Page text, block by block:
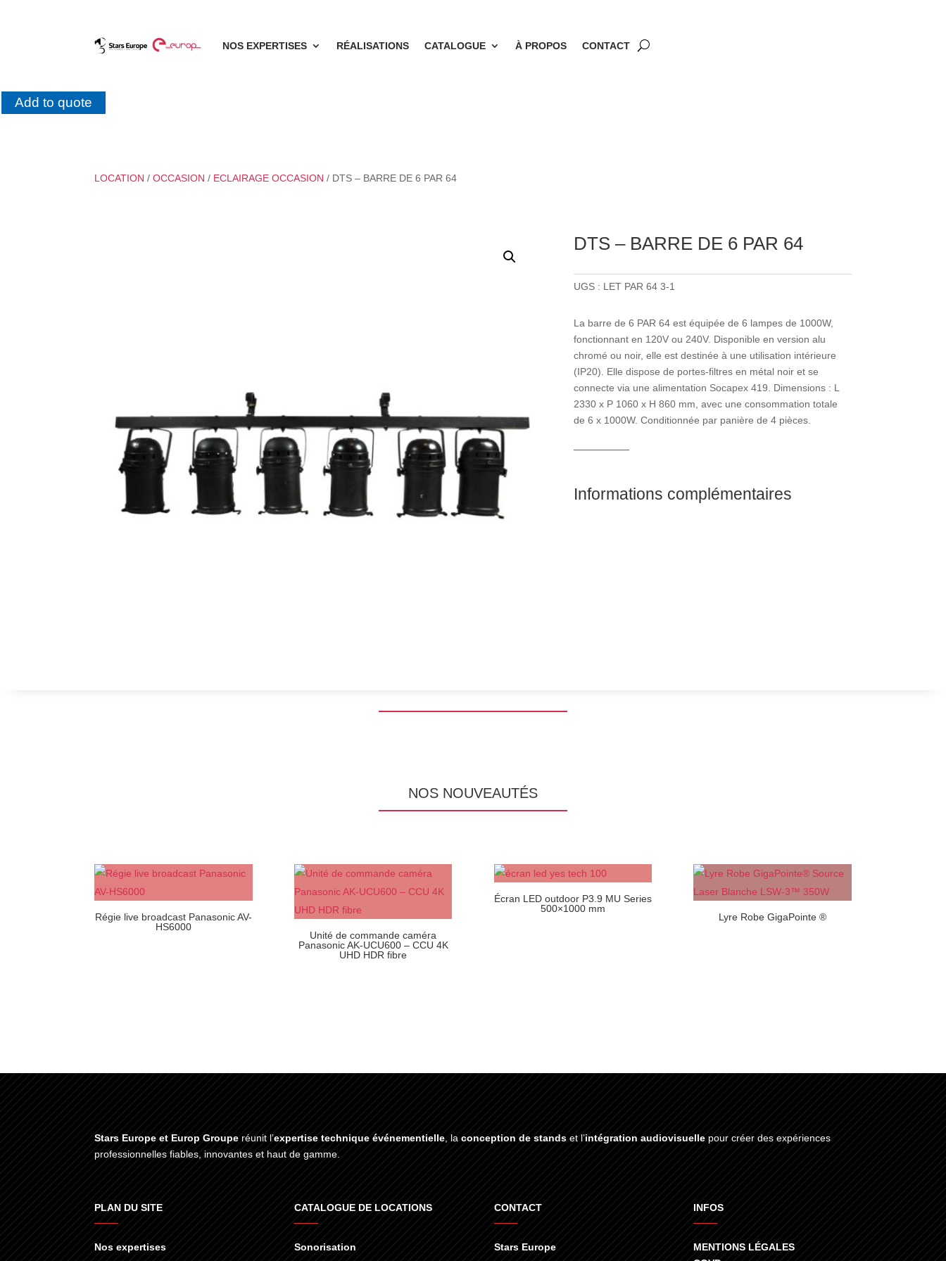
NOS EXPERTISES RÉALISATIONS CATALOGUE À PROPOS CONTACT
Add to quote
LOCATION /OCCASION / ECLAIRAGE OCCASION / DTS – BARRE DE 6 PAR 64
DTS – BARRE DE 6 PAR 64
UGS : LET PAR 64 3-1
La barre de 6 PAR 64 est équipée de 6 lampes de 1000W,
fonctionnant en 120V ou 240V. Disponible en version alu
chromé ou noir, elle est destinée à une utilisation intérieure
(IP20). Elle dispose de portes-filtres en métal noir et se
connecte via une alimentation Socapex 419. Dimensions : L
2330 x P 1060 x H 860 mm, avec une consommation totale
de 6 x 1000W. Conditionnée par panière de 4 pièces.
Informations complémentaires
NOS NOUVEAUTÉS
Régie live broadcast Panasonic AV-
HS6000
Unité de commande caméra
Panasonic AK-UCU600 – CCU 4K
UHD HDR fibre
Écran LED outdoor P3.9 MU Series
500×1000 mm
Lyre Robe GigaPointe ®
Stars Europe et Europ Groupe réunit l’expertise technique événementielle , laconception de stands et l’intégration audiovisuelle pour créer des expériences
professionnelles fiables, innovantes et haut de gamme.
PLAN DU SITE
Nos expertises
CATALOGUE DE LOCATIONS
Sonorisation
CONTACT
Stars Europe
INFOS
MENTIONS LÉGALES